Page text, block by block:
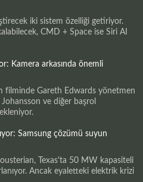
iki sistem özelliği getiriyor.
CMD + Space ise Siri AI
Kamera arkasında önemli
filminde Gareth Edwards yönetmen
ve diğer başrol
Samsung çözümü suyun
Texas'ta 50 MW kapasiteli
Ancak eyaletteki elektrik krizi